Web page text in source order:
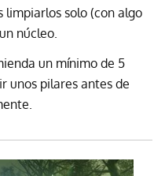
limpiarlos solo (con algo
núcleo.
un mínimo de 5
unos pilares antes de